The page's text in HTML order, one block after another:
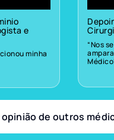
e
minha
“Nos
de outros